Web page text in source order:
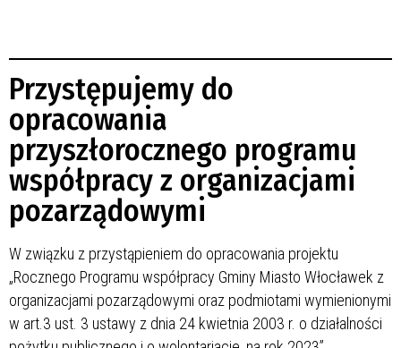
Przystępujemy do
opracowania
przyszłorocznego programu
współpracy z organizacjami
pozarządowymi
W związku z przystąpieniem do opracowania projektu
„Rocznego Programu współpracy Gminy Miasto Włocławek z
organizacjami pozarządowymi oraz podmiotami wymienionymi
w art.3 ust. 3 ustawy z dnia 24 kwietnia 2003 r. o działalności